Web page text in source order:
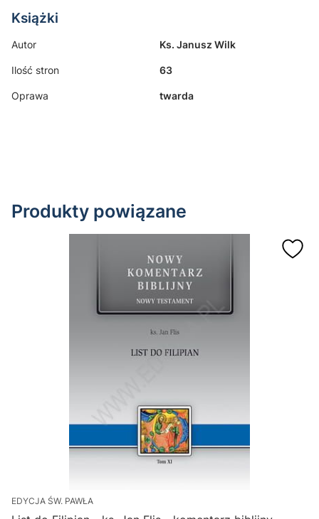
Książki
Autor Ks. Janusz Wilk
Ilość stron 63
Oprawa twarda
Produkty powiązane
EDYCJA ŚW. PAWŁA